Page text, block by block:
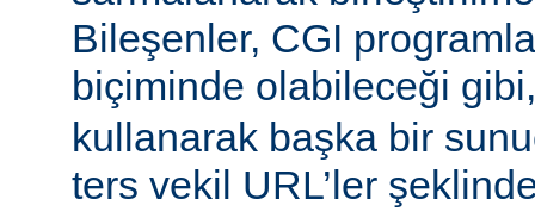
Bileşenler, CGI
biçiminde olabileceği
kullanarak başka bir
ters vekil URL’ler